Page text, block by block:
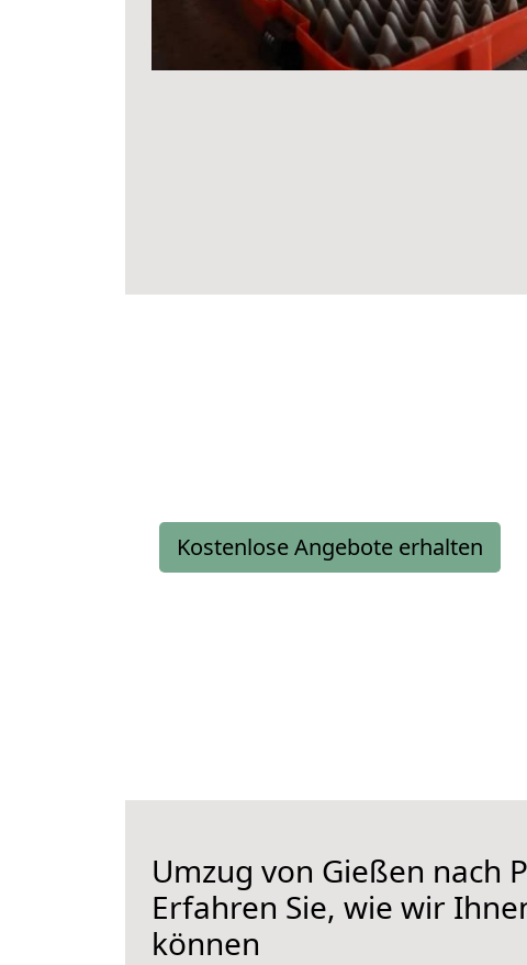
Kostenlose Angebote erhalten
Umzug von Gießen nach
Erfahren Sie, wie wir
können